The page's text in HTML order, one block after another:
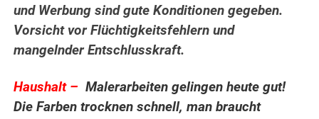
und Werbung sind gute Konditionen gegeben.
Vorsicht vor Flüchtigkeitsfehlern und
mangelnder Entschlusskraft.
Haushalt –Malerarbeiten gelingen heute gut!
Die Farben trocknen schnell, man braucht